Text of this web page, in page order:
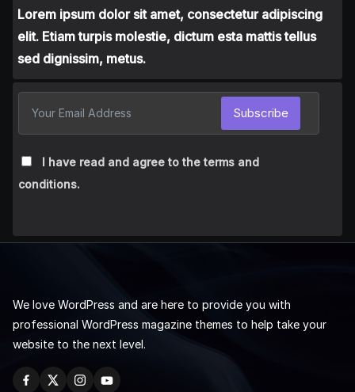
Lorem ipsum dolor sit amet, consectetur adipiscing
elit. Etiam turpis molestie, dictum esta mattis tellus
sed dignissim, metus.
I have read and agree to the terms and
conditions.
Subscribe
We love WordPress and are here to provide you with
professional WordPress magazine themes to help take your
website to the next level.